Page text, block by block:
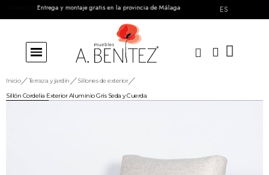
Entrega y montaje gratis en la provincia de Málaga ES
Inicio Terraza y jardín
Sillones de exterior
Sillón Cordelia Exterior Aluminio Gris Seda y Cuerda